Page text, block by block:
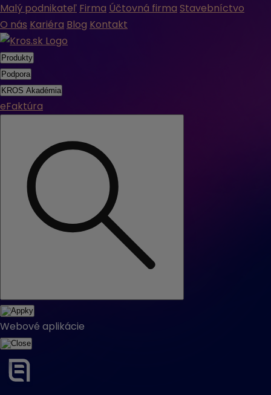
Malý podnikateľ Firma Účtovná firma Stavebníctvo
O nás Kariéra Blog Kontakt
Produkty
Podpora
KROS Akadémia
eFaktúra
Webové aplikácie